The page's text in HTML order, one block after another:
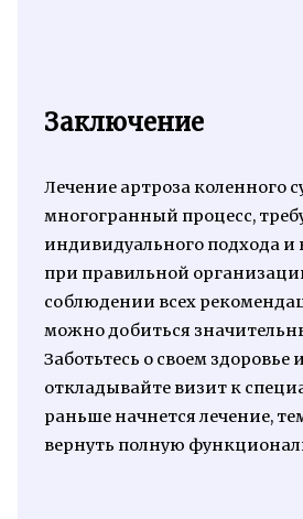
Заключение
Лечение артроза коленного
многогранный процесс,
индивидуального подхода
при правильной
соблюдении всех
можно добиться
Заботьтесь о своем здоровье
откладывайте визит к
раньше начнется лечение,
вернуть полную